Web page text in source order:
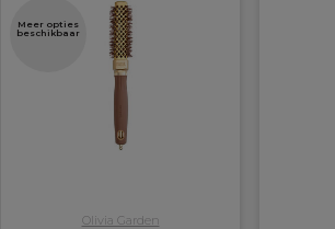
Meer opties
beschikbaar
Olivia Garden